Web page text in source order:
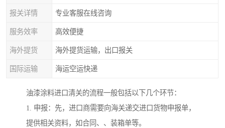
报关详情 专业客服在线咨询
服务效率 高效便捷
海外提货 海外提货运输，出口报关
国际运输 海运空运快递
油漆涂料进口清关的流程一般包括以下几个环节：
1. 申报：先，进口商需要向海关递交进口货物申报单，
提供相关资料，如合同、、装箱单等。